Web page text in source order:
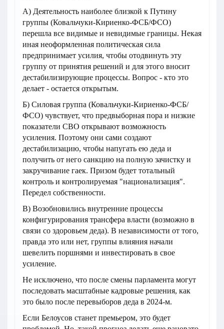
А) Деятельность наиболее близкой к Путину
группы (Ковальчуки-Кириенко-ФСБ/ФСО)
перешла все видимые и невидимые границы. Некая
иная неоформленная политическая сила
предпринимает усилия, чтобы отодвинуть эту
группу от принятия решений и для этого вносит
дестабилизирующие процессы. Вопрос - кто это
делает - остается открытым.
Б) Силовая группа (Ковальчуки-Кириенко-ФСБ/
ФСО) чувствует, что предвыборная пора и низкие
показатели СВО открывают возможность
усиления. Поэтому они сами создают
дестабилизацию, чтобы напугать ею деда и
получить от него санкцию на полную зачистку и
закручивание гаек. Призом будет тотальный
контроль и контролируемая "национализация".
Передел собственности.
В) Возобновились внутренние процессы
конфигурирования трансфера власти (возможно в
связи со здоровьем деда). В независимости от того,
правда это или нет, группы влияния начали
шевелить поршнями и инвестировать в свое
усиление.
Не исключено, что после смены парламента могут
последовать масштабные кадровые решения, как
это было после перевыборов деда в 2024-м.
Если Белоусов станет премьером, это будет